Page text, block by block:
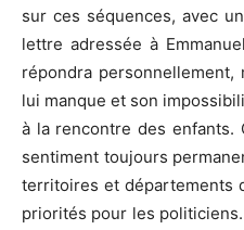
sur ces séquences, avec
lettre adressée à
répondra
lui manque et son
à la rencontre des enfants.
sentiment toujours
territoires et départements
priorités pour les